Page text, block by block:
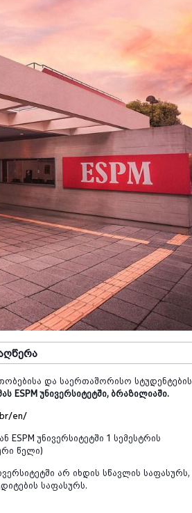
და საერთაშორისო სტუდენტების
ESPM უნივერსიტეტში, ბრაზილიაში.
en/
ESPM უნივერსიტეტში 1სემესტრის
წელი)
არ იხდის სწავლის საფასურს,
საფასურს.